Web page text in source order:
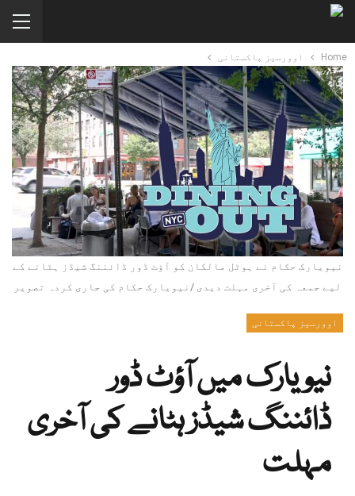
Home اوورسیز پاکستانی
نیویارک حکام نے ہوٹل مالکان کو آؤٹ ڈور ڈائننگ شیڈز ہٹانے کے
لیے جمعہ کی آخری مہلت دیدی /نیویارک حکام کی جاری کردہ تصویر
اوورسیز پاکستانی
نیویارک میں آؤٹ ڈور
ڈائننگ شیڈز ہٹانے کی آخری
مہلت